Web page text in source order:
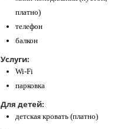
платно)
телефон
балкон
Услуги:
Wi-Fi
парковка
Для детей:
детская кровать (платно)